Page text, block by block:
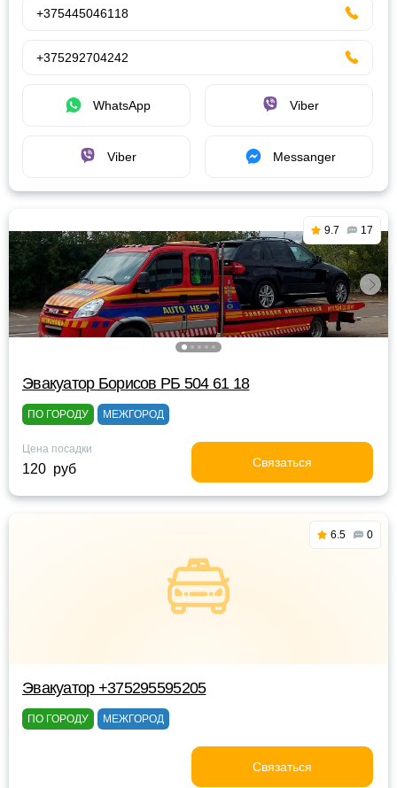
+375445046118
+375292704242
WhatsApp Viber
Viber Messanger
9.7 17
Эвакуатор Борисов РБ 504 61 18
ПО ГОРОДУ МЕЖГОРОД
Цена посадки
120 руб Связаться
6.5 0
Эвакуатор +375295595205
ПО ГОРОДУ МЕЖГОРОД
Связаться